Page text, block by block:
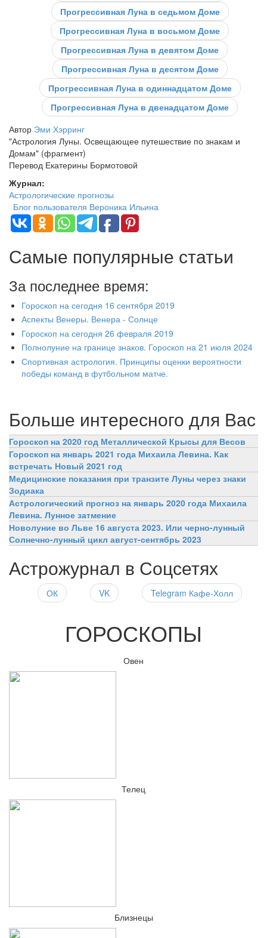
Прогрессивная Луна в седьмом Доме
Прогрессивная Луна в восьмом Доме
Прогрессивная Луна в девятом Доме
Прогрессивная Луна в десятом Доме
Прогрессивная Луна в одиннадцатом Доме
Прогрессивная Луна в двенадцатом Доме
Автор Эми Хэрринг
"Астрология Луны. Освещающее путешествие по знакам и
Домам" (фрагмент)
Перевод Екатерины Бормотовой
Журнал:
Астрологические прогнозы
Блог пользователя Вероника Ильина
Самые популярные статьи
За последнее время:
Гороскоп на сегодня 16 сентября 2019
Аспекты Венеры. Венера - Солнце
Гороскоп на сегодня 26 февраля 2019
Полнолуние на границе знаков. Гороскоп на 21 июля 2024
Спортивная астрология. Принципы оценки вероятности
победы команд в футбольном матче.
Больше интересного для Вас
Гороскоп на 2020 год Металлической Крысы для Весов
Гороскоп на январь 2021 года Михаила Левина. Как
встречать Новый 2021 год
Медицинские показания при транзите Луны через знаки
Зодиака
Астрологический прогноз на январь 2020 года Михаила
Левина. Лунное затмение
Новолуние во Льве 16 августа 2023. Или черно-лунный
Солнечно-лунный цикл август-сентябрь 2023
Астрожурнал в Соцсетях
ОК VK Telegram Кафе-Холл
ГОРОСКОПЫ
Овен
Телец
Близнецы